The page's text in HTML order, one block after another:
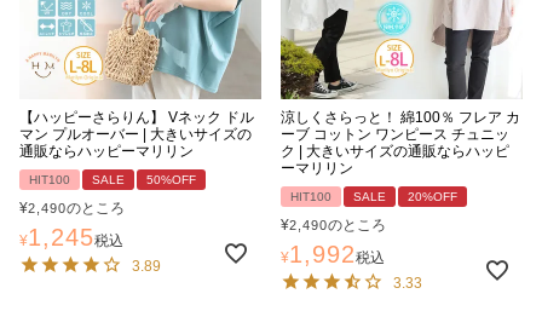
【ハッピーさらりん】 Vネック ドル
マン プルオーバー | 大きいサイズの
通販ならハッピーマリリン
HIT100 SALE 50%OFF
¥2,490のところ
¥1,245税込
3.89
涼しくさらっと！ 綿100％ フレア カ
ーブ コットン ワンピース チュニッ
ク | 大きいサイズの通販ならハッピ
ーマリリン
HIT100 SALE 20%OFF
¥2,490のところ
¥1,992税込
3.33